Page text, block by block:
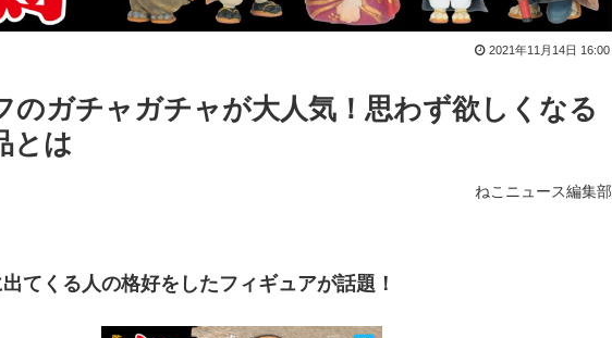
のガチャガチャが大人気！思わず欲しくなる
とは
2021年11月14日 16:00
ねこニュース編集部
てくる人の格好をしたフィギュアが話題！